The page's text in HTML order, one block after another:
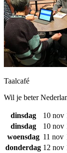
Taalcafé
Wil je beter
dinsdag 10 nov
dinsdag
10 nov
woensdag 11 nov
donderdag 12 nov